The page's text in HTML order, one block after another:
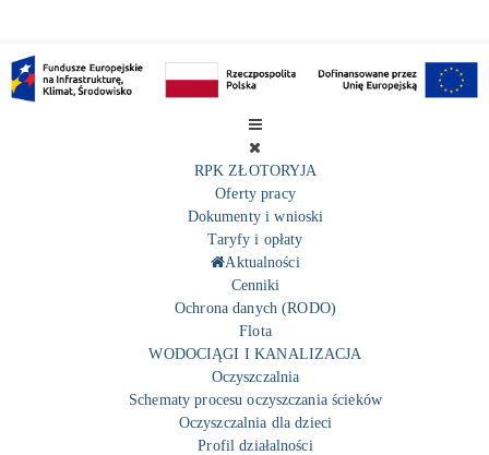
RPK ZŁOTORYJA
Oferty pracy
Dokumenty i wnioski
Taryfy i opłaty
Aktualności
Cenniki
Ochrona danych (RODO)
Flota
WODOCIĄGI I KANALIZACJA
Oczyszczalnia
Schematy procesu oczyszczania ścieków
Oczyszczalnia dla dzieci
Profil działalności